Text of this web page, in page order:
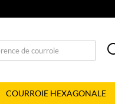
COURROIE HEXAGONALE